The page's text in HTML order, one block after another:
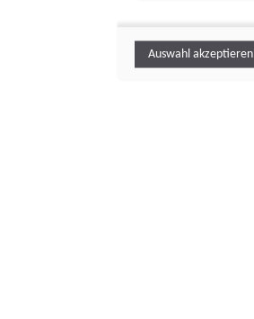
Auswahl akzeptieren